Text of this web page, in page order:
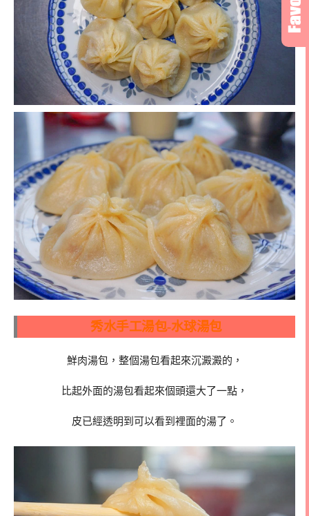
秀水手工湯包-水球湯包
鮮肉湯包，整個湯包看起來沉澱澱的，
比起外面的湯包看起來個頭還大了一點，
皮已經透明到可以看到裡面的湯了。